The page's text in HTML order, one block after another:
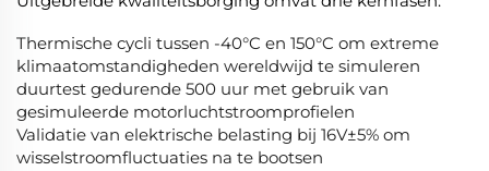
Thermische cycli tussen -40°C en 150°C om extreme
klimaatomstandigheden wereldwijd te simuleren
duurtest gedurende 500 uur met gebruik van
gesimuleerde motorluchtstroomprofielen
Validatie van elektrische belasting bij 16V±5% om
wisselstroomfluctuaties na te bootsen